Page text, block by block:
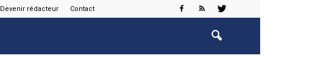
Devenir rédacteur Contact